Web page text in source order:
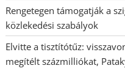
Rengetegen támogatják a
közlekedési szabályok
Elvitte a tisztítótűz:
megítélt százmilliókat,